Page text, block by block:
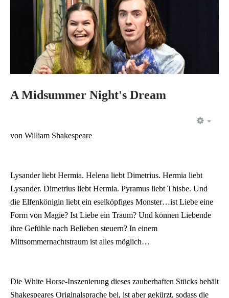
A Midsummer Night's Dream
von William Shakespeare
Lysander liebt Hermia. Helena liebt Dimetrius. Hermia liebt
Lysander. Dimetrius liebt Hermia. Pyramus liebt Thisbe. Und
die Elfenkönigin liebt ein eselköpfiges Monster…ist Liebe eine
Form von Magie? Ist Liebe ein Traum? Und können Liebende
ihre Gefühle nach Belieben steuern? In einem
Mittsommernachtstraum ist alles möglich…
Die White Horse-Inszenierung dieses zauberhaften Stücks behält
Shakespeares Originalsprache bei, ist aber gekürzt, sodass die